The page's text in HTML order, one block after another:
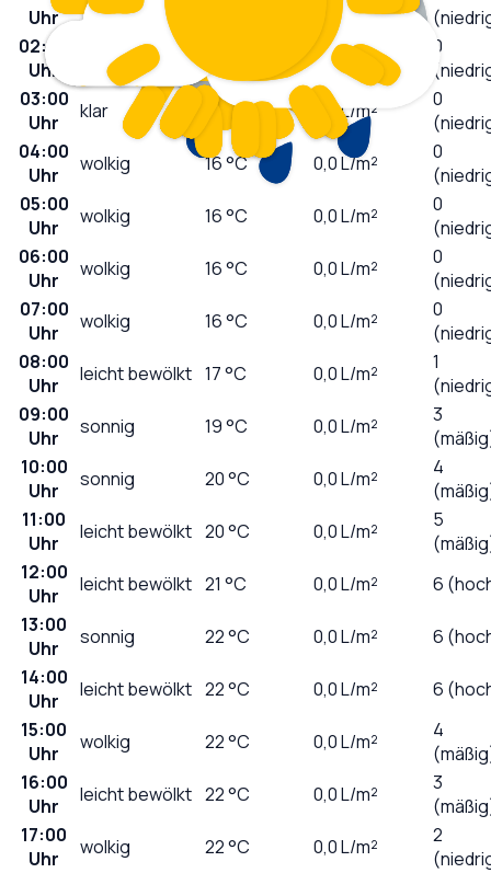
Uhr
leicht bewölkt L/m²
02:00
Uhr
leicht bewölkt 0,0 L/m²
0
03:00
Uhr
klar 17 °C L/m²
0
04:00
Uhr
wolkig 16°C 0,0L/m²
0
05:00
Uhr
wolkig 16°C 0,0L/m²
0
06:00
Uhr
wolkig 16°C 0,0L/m²
0
07:00
Uhr
wolkig 16°C 0,0L/m²
0
08:00
Uhr
leicht bewölkt 17°C 0,0L/m²
1
09:00
Uhr
sonnig 19°C 0,0L/m²
3
10:00
Uhr
sonnig 20°C 0,0L/m²
4
11:00
Uhr
leicht bewölkt 20°C 0,0L/m²
5
12:00
Uhr
leicht bewölkt 21 °C 0,0L/m²
6
13:00
Uhr
sonnig 22°C 0,0L/m²
6
14:00
Uhr
leicht bewölkt 22°C 0,0L/m²
6
15:00
Uhr
wolkig 22°C 0,0L/m²
4
16:00
Uhr
leicht bewölkt 22°C 0,0L/m²
3
17:00
Uhr
wolkig 22°C 0,0L/m²
2